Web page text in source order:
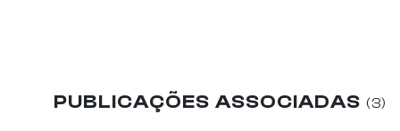
PUBLICAÇÕES ASSOCIADAS (3)